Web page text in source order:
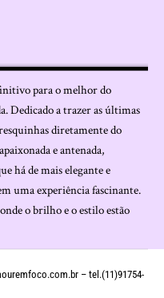
para o melhor do
Dedicado a trazer as últimas
diretamente do
e antenada,
há de mais elegante e
uma experiência fascinante.
o brilho e o estilo estão
– tel.(11)91754-